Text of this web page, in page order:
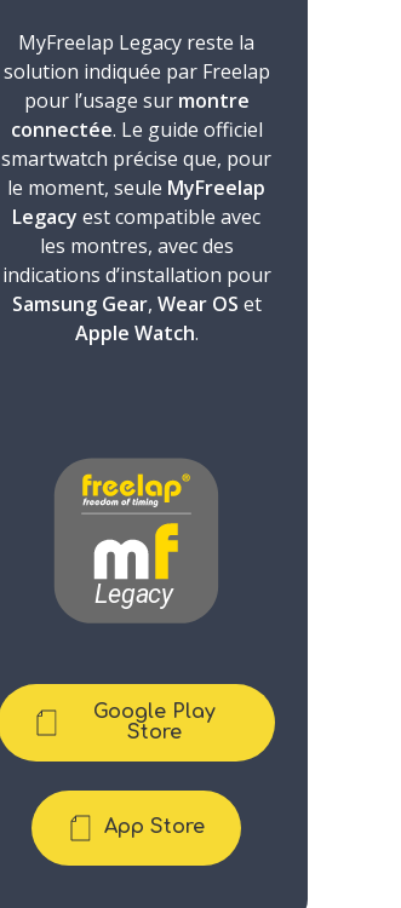
MyFreelap Legacy reste la
solution indiquée par Freelap
pour l’usage sur montre
connectée. Le guide officiel
smartwatch précise que, pour
le moment, seule MyFreelap
Legacy est compatible avec
les montres, avec des
indications d’installation pour
Samsung Gear, Wear OS et
Apple Watch.
Google Play
Store
App Store